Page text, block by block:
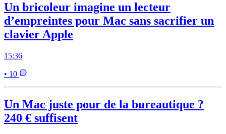
Un bricoleur imagine un lecteur
d’empreintes pour Mac sans sacrifier un
clavier Apple
15:36
• 10
Un Mac juste pour de la bureautique ?
240 € suffisent